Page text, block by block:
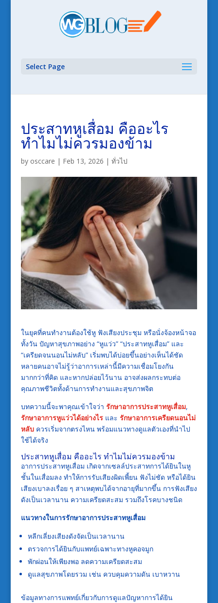
Select Page
ประสาทหูเสื่อม คืออะไร
ทำไมไม่ควรมองข้าม
by osccare | Feb 13, 2026 | ทั่วไป
ในยุคที่คนทำงานต้องใช้หู ฟังเสียงประชุม หรือนั่งจ้องหน้าจอ
ทั้งวัน ปัญหาสุขภาพอย่าง “หูแว่ว” “ประสาทหูเสื่อม” และ
“เครียดจนนอนไม่หลับ” เริ่มพบได้บ่อยขึ้นอย่างเห็นได้ชัด
หลายคนอาจไม่รู้ว่าอาการเหล่านี้มีความเชื่อมโยงกัน
มากกว่าที่คิด และหากปล่อยไว้นาน อาจส่งผลกระทบต่อ
คุณภาพชีวิตทั้งด้านการทำงานและสุขภาพจิต
บทความนี้จะพาคุณเข้าใจว่า รักษาอาการประสาทหูเสื่อม,
รักษาอาการหูแว่วได้อย่างไรและ รักษาอาการเครียดนอนไม่
หลับควรเริ่มจากตรงไหน พร้อมแนวทางดูแลตัวเองที่นำไป
ใช้ได้จริง
ประสาทหูเสื่อม คืออะไร ทำไมไม่ควรมองข้าม
อาการประสาทหูเสื่อม เกิดจากเซลล์ประสาทการได้ยินในหู
ชั้นในเสื่อมลง ทำให้การรับเสียงผิดเพี้ยน ฟังไม่ชัด หรือได้ยิน
เสียงเบาลงเรื่อย ๆ สาเหตุพบได้จากอายุที่มากขึ้น การฟังเสียง
ดังเป็นเวลานาน ความเครียดสะสม รวมถึงโรคบางชนิด
แนวทางในการรักษาอาการประสาทหูเสื่อม
หลีกเลี่ยงเสียงดังจัดเป็นเวลานาน
ตรวจการได้ยินกับแพทย์เฉพาะทางหูคอจมูก
พักผ่อนให้เพียงพอ ลดความเครียดสะสม
ดูแลสุขภาพโดยรวม เช่น ควบคุมความดัน เบาหวาน
ข้อมูลทางการแพทย์เกี่ยวกับการดูแลปัญหาการได้ยิน